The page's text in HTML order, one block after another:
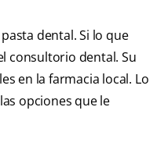
dental. Si lo que
consultorio dental. Su
en la farmacia local. Lo
opciones que le